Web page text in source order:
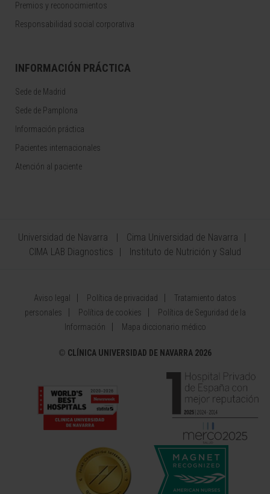
Premios y reconocimientos
Responsabilidad social corporativa
INFORMACIÓN PRÁCTICA
Sede de Madrid
Sede de Pamplona
Información práctica
Pacientes internacionales
Atención al paciente
Universidad de Navarra
Cima Universidad de Navarra
CIMA LAB Diagnostics
Instituto de Nutrición y Salud
Aviso legal Política de privacidad
Tratamiento datos
personales
Política de cookies
Política de Seguridad de la
Información
Mapa diccionario médico
© CLÍNICA UNIVERSIDAD DE NAVARRA 2026